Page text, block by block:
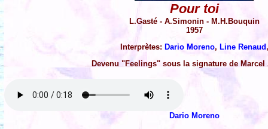
Pour toi
L.Gasté - A.Simonin - M.H.Bouquin
1957
Interprètes: Dario Moreno, Line Renaud,
Devenu "Feelings" sous la signature de Marcel
Dario Moreno